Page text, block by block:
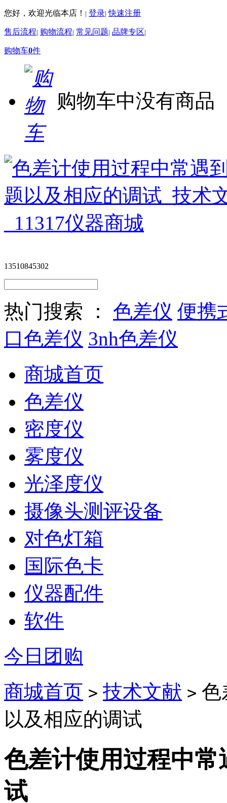
您好，欢迎光临本店！ | 登录| 快速注册
售后流程| 购物流程| 常见问题| 品牌专区|
购物车0件
购物车中没有商品
13510845302
热门搜索 ： 色差仪 便携
口色差仪 3nh色差仪
商城首页
色差仪
密度仪
雾度仪
光泽度仪
摄像头测评设备
对色灯箱
国际色卡
仪器配件
软件
今日团购
商城首页 > 技术文献 > 色
以及相应的调试
色差计使用过程中
试